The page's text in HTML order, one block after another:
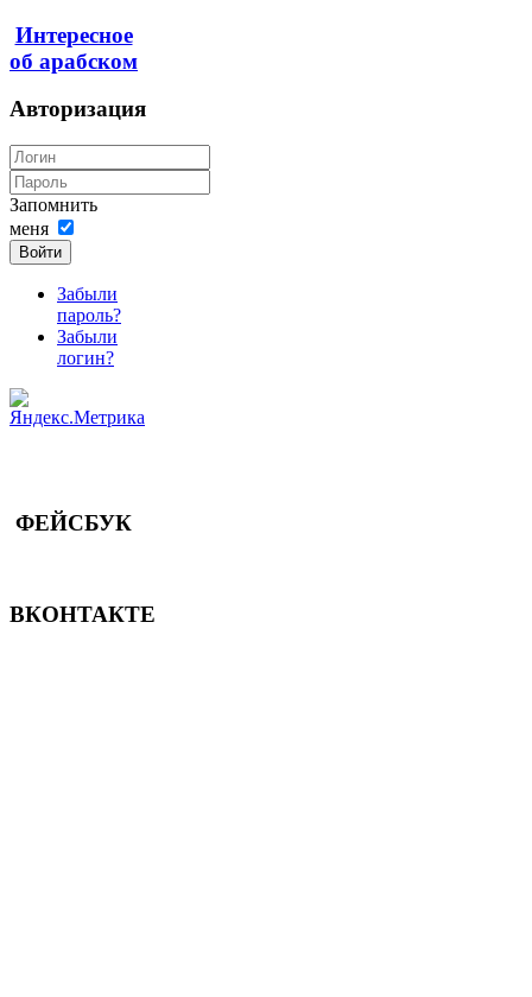
Интересное
об арабском
Авторизация
Запомнить
меня
Войти
Забыли
пароль?
Забыли
логин?
ФЕЙСБУК
ВКОНТАКТЕ